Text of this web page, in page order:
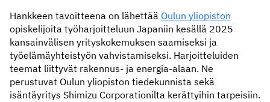
Hankkeen tavoitteena on lähettää Oulun yliopiston
opiskelijoita työharjoitteluun Japaniin kesällä 2025
kansainvälisen yrityskokemuksen saamiseksi ja
työelämäyhteistyön vahvistamiseksi. Harjoitteluiden
teemat liittyvät rakennus- ja energia-alaan. Ne
perustuvat Oulun yliopiston tiedekunnista sekä
isäntäyritys Shimizu Corporationilta kerättyihin tarpeisiin.